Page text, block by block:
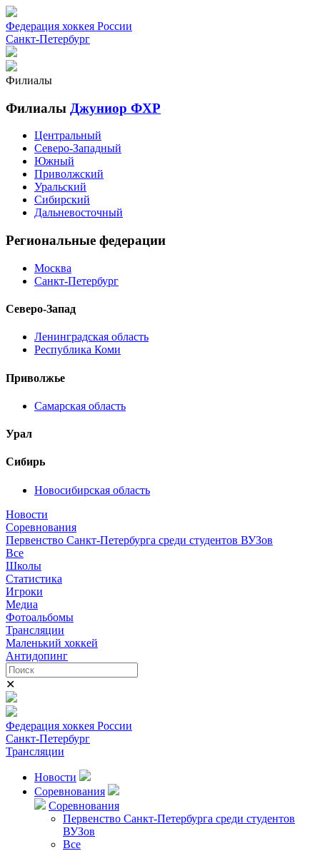
Федерация хоккея России
Санкт-Петербург
Филиалы
Филиалы Джуниор ФХР
Центральный
Северо-Западный
Южный
Приволжский
Уральский
Сибирский
Дальневосточный
Региональные федерации
Москва
Санкт-Петербург
Северо-Запад
Ленинградская область
Республика Коми
Приволжье
Самарская область
Урал
Сибирь
Новосибирская область
Новости
Соревнования
Первенство Санкт-Петербурга среди студентов ВУЗов
Все
Школы
Статистика
Игроки
Медиа
Фотоальбомы
Трансляции
Маленький хоккей
Антидопинг
✕
Федерация хоккея России
Санкт-Петербург
Трансляции
Новости
Соревнования
Соревнования
Первенство Санкт-Петербурга среди студентов
ВУЗов
Все